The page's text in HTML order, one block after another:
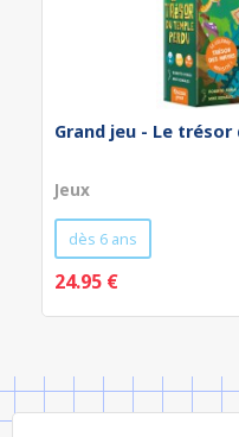
Grand jeu - Le
Jeux
dès 6 ans
24.95 €